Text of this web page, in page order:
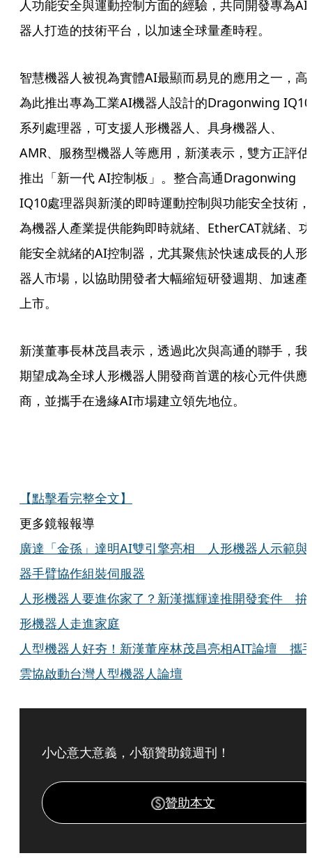
人功能安全與運動控制方面的經驗，共同開發專為AI
器人打造的技術平台，以加速全球量產時程。
智慧機器人被視為實體AI最顯而易見的應用之一，高
為此推出專為工業AI機器人設計的Dragonwing IQ10
系列處理器，可支援人形機器人、具身機器人、
AMR、服務型機器人等應用，新漢表示，雙方正評估
推出「新一代 AI控制板」。整合高通Dragonwing
IQ10處理器與新漢的即時運動控制與功能安全技術，
為機器人產業提供能夠即時就緒、EtherCAT就緒、功
能安全就緒的AI控制器，尤其聚焦於快速成長的人形
器人市場，以協助開發者大幅縮短研發週期、加速產
上市。
新漢董事長林茂昌表示，透過此次與高通的聯手，我
期望成為全球人形機器人開發商首選的核心元件供應
商，並攜手在邊緣AI市場建立領先地位。
【點擊看完整全文】
更多鏡報報導
廣達「金孫」達明AI雙引擎亮相 人形機器人示範與
器手臂協作組裝伺服器
人形機器人要進你家了？新漢攜輝達推開發套件 拚
形機器人走進家庭
人型機器人好夯！新漢董座林茂昌亮相AIT論壇 攜
雲協啟動台灣人型機器人論壇
小心意大意義，小額贊助鏡週刊！
贊助本文